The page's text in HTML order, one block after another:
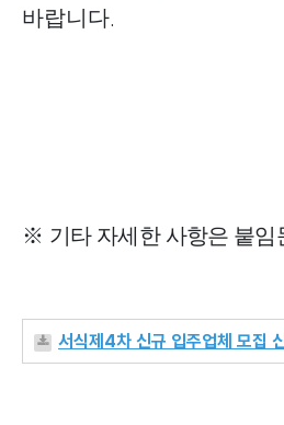
바랍니다
※ 기타 자세한 사항은 붙임
서식제4차 신규 입주업체 모집